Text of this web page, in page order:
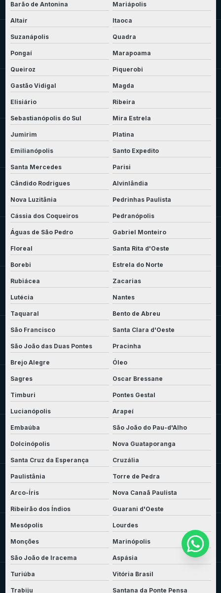
Barão de Antonina Mariápolis
Altair Itaoca
Suzanápolis Quadra
Pongaí Marapoama
Queiroz Piquerobi
Gastão Vidigal Magda
Elisiário Ribeira
Sebastianópolis do Sul Mira Estrela
Jumirim Platina
Emilianópolis Santo Expedito
Santa Mercedes Parisi
Cândido Rodrigues Alvinlândia
Nova Luzitânia Pedrinhas Paulista
Cássia dos Coqueiros Pedranópolis
Águas de São Pedro Gabriel Monteiro
Floreal Santa Rita d'Oeste
Borebi Estrela do Norte
Rubiácea Zacarias
Lutécia Nantes
Taquaral Bento de Abreu
São Francisco Santa Clara d'Oeste
São João das Duas Pontes Pracinha
Brejo Alegre Óleo
Sagres Oscar Bressane
Timburi Pontes Gestal
Lucianópolis Arapeí
Embaúba São João do Pau-d'Alho
Dolcinópolis Nova Guataporanga
Santa Cruz da Esperança Cruzália
Paulistânia Torre de Pedra
Arco-Íris Nova Canaã Paulista
Ribeirão dos Índios Guarani d'Oeste
Mesópolis Lourdes
Monções Marinópolis
São João de Iracema Aspásia
Turiúba Vitória Brasil
Trabiju Santana da Ponte Pensa